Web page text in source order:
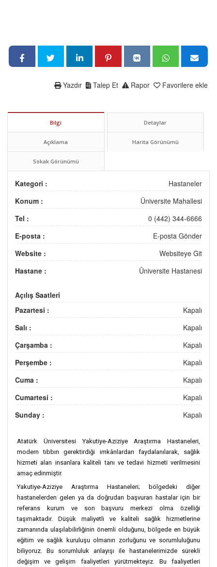
Favorilere ekle
Rapor
Talep Et
Yazdır
Bilgi Detaylar
Açıklama Harita Görünümü
Sokak Görünümü
Kategori :
Hastaneler
Konum :
Üniversite Mahallesi
Tel :
0 (442) 344-6666
E-posta :
E-posta Gönder
Website :
Websiteye Git
Hastane :
Üniversite Hastanesi
Açılış Saatleri
Pazartesi :
Kapalı
Salı :
Kapalı
Çarşamba :
Kapalı
Perşembe :
Kapalı
Cuma :
Kapalı
Cumartesi :
Kapalı
Sunday :
Kapalı
Atatürk Üniversitesi Yakutiye-Aziziye Araştırma Hastaneleri,
modern tıbbın gerektirdiği imkânlardan faydalanılarak, sağlık
hizmeti alan insanlara kaliteli tanı ve tedavi hizmeti verilmesini
amaç edinmiştir.
Yakutiye-Aziziye Araştırma Hastaneleri; bölgedeki diğer
hastanelerden gelen ya da doğrudan başvuran hastalar için bir
referans kurum ve son başvuru merkezi olma özelliği
taşımaktadır. Düşük maliyetli ve kaliteli sağlık hizmetlerine
zamanında ulaşılabilirliğinin önemli olduğunu, bölgede en büyük
eğitim ve sağlık kuruluşu olmanın zorluğunu ve sorumluluğunu
biliyoruz. Bu sorumluluk anlayışı ile hastanelerimizde sürekli
değişim ve gelişim faaliyetleri yürütmekteyiz. Bu faaliyetleri